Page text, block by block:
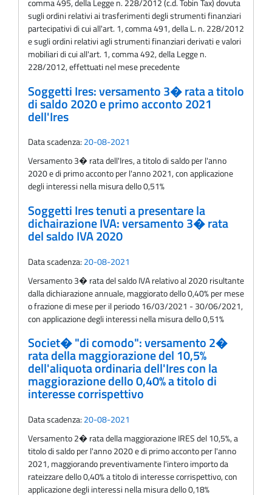
comma 495, della Legge n. 228/2012 (c.d. Tobin Tax) dovuta
sugli ordini relativi ai trasferimenti degli strumenti finanziari
partecipativi di cui all'art. 1, comma 491, della L. n. 228/2012
e sugli ordini relativi agli strumenti finanziari derivati e valori
mobiliari di cui all'art. 1, comma 492, della Legge n.
228/2012, effettuati nel mese precedente
Soggetti Ires: versamento 3� rata a titolo
di saldo 2020 e primo acconto 2021
dell'Ires
Data scadenza: 20-08-2021
Versamento 3� rata dell'Ires, a titolo di saldo per l'anno
2020 e di primo acconto per l'anno 2021, con applicazione
degli interessi nella misura dello 0,51%
Soggetti Ires tenuti a presentare la
dichairazione IVA: versamento 3� rata
del saldo IVA 2020
Data scadenza: 20-08-2021
Versamento 3� rata del saldo IVA relativo al 2020 risultante
dalla dichiarazione annuale, maggiorato dello 0,40% per mese
o frazione di mese per il periodo 16/03/2021 - 30/06/2021,
con applicazione degli interessi nella misura dello 0,51%
Societ� "di comodo": versamento 2�
rata della maggiorazione del 10,5%
dell'aliquota ordinaria dell'Ires con la
maggiorazione dello 0,40% a titolo di
interesse corrispettivo
Data scadenza: 20-08-2021
Versamento 2� rata della maggiorazione IRES del 10,5%, a
titolo di saldo per l'anno 2020 e di primo acconto per l'anno
2021, maggiorando preventivamente l'intero importo da
rateizzare dello 0,40% a titolo di interesse corrispettivo, con
applicazione degli interessi nella misura dello 0,18%